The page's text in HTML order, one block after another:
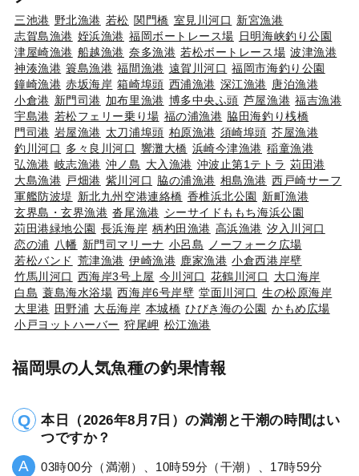
三池港 野北漁港 若松 関門橋 室見川河口 新宮漁港
志賀島漁港 姪浜漁港 福岡ボートレース場 日明海峡釣り公園
津屋崎漁港 船越漁港 奈多漁港 若松ボートレース場 波津漁港
神湊漁港 簑島漁港 福間漁港 遠賀川河口 福岡市海釣り公園
鐘崎漁港 赤坂海岸 箱崎埠頭 西浦漁港 深江漁港 唐泊漁港
小倉港 新門司港 加布里漁港 博多中央ふ頭 芦屋漁港 福吉漁港
宇島港 若松フェリー乗り場 福の浦漁港 脇田海釣り桟橋
門司港 岩屋漁港 太刀浦埠頭 柏原漁港 須崎埠頭 芥屋漁港
釣川河口 多々良川河口 響灘大橋 浜崎今津漁港 稲童漁港
弘漁港 岐志漁港 沖ノ島 大入漁港 沖波止第1テトラ 苅田港
大島漁港 戸畑港 紫川河口 脇の浦漁港 相島漁港 西戸崎サーフ
軍艦防波堤 新北九州空港連絡橋 香椎浜北公園 新町漁港
玄界島・玄界漁港 沓尾漁港 シーサイドももち海浜公園
苅田港緑地公園 長浜海岸 柄杓田漁港 高浜漁港 汐入川河口
恋の浦
八幡 新門司マリーナ 小呂島
ノーフォーク広場
若松バンド 荒津漁港 伊崎漁港 鹿家漁港 小倉西港岸壁
竹馬川河口 西海岸3号上屋 今川河口 花鶴川河口
大口海岸
白島 蓑島海水浴場 西海岸6号岸壁 堂面川河口 生の松原海岸
大里港 田野浦 大岳海岸 本城橋 ひびき海の公園 かもめ広場
小戸ヨットハーバー 狩尾岬 松江漁港
福岡県の人気魚種の釣果情報
本日（2026年8月7日）の満潮と干潮の時間はい
つですか？
03時00分（満潮）、10時59分（干潮）、17時59分